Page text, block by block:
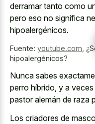
derramar tanto como
pero eso no significa
hipoalergénicos.
Fuente: youtube.com
hipoalergénicos?
Nunca sabes
perro híbrido, y a
pastor alemán de raza
Los criadores de